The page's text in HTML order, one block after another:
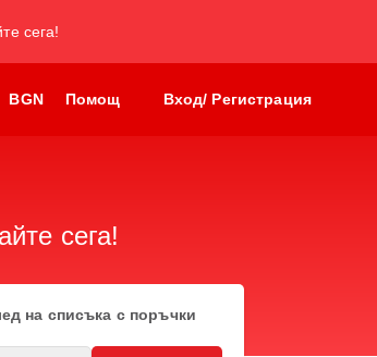
сега!
BGN Помощ Вход/ Регистрация
сега!
на списъка с поръчки